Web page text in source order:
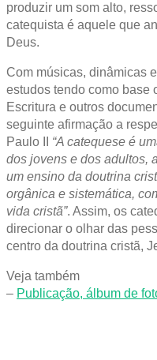
produzir um som alto,
catequista é aquele que
Deus.
Com músicas, dinâmicas
estudos tendo como base
Escritura e outros
seguinte afirmação a
Paulo II “A catequese é
dos jovens e dos adultos,
um ensino da doutrina
orgânica e sistemática,
vida cristã”. Assim, os
direcionar o olhar das
centro da doutrina cristã,
Veja também
– Publicação, álbum de